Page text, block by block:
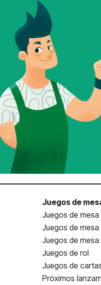
Juegos de
Juegos de mesa
Juegos de
Juegos de mesa
Juegos de rol
Juegos de
Próximos